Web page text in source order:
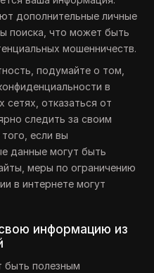
дополнительные личные
поиска, что может быть
мошенничеств.
подумайте о том,
в
сетях, отказаться от
следить за своим
если вы
данные могут быть
меры по ограничению
в интернете могут
информацию из
быть полезным